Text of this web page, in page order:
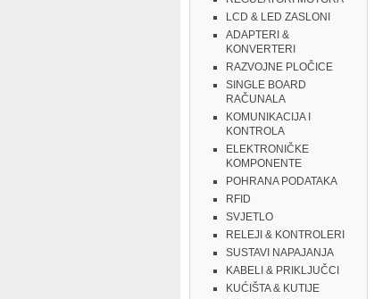
LCD & LED ZASLONI
ADAPTERI &
KONVERTERI
RAZVOJNE PLOČICE
SINGLE BOARD
RAČUNALA
KOMUNIKACIJA I
KONTROLA
ELEKTRONIČKE
KOMPONENTE
POHRANA PODATAKA
RFID
SVJETLO
RELEJI & KONTROLERI
SUSTAVI NAPAJANJA
KABELI & PRIKLJUČCI
KUĆIŠTA & KUTIJE